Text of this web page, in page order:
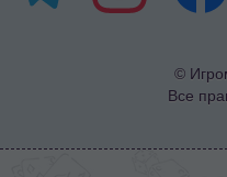
©
Все